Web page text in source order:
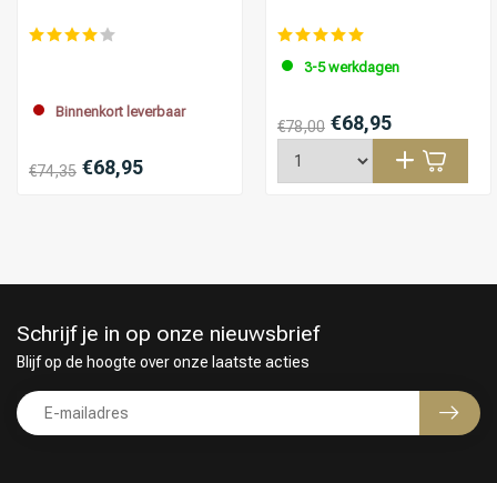
Binnenkort leverbaar
€74,35 €68,95
3-5 werkdagen
€78,00 €68,95
Schrijf je in op onze nieuwsbrief
Blijf op de hoogte over onze laatste acties